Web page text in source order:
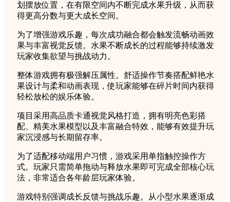
划摆放位置，在有限空间内不断完成水果升级，从而获
得更高分数与更大成长空间。
为了增强游戏乐趣，每次成功融合都会触发流畅动画效
果与丰富视觉反馈。水果不断成长的过程能够持续激发
玩家收集欲望与挑战动力。
整体游戏拥有极强解压属性。舒适操作节奏搭配鲜艳水
果设计与柔和动画表现，使玩家能够在碎片时间内获得
轻松放松的娱乐体验。
项目采用高品质卡通视觉风格打造，拥有明亮色彩搭
配、精美水果模型以及丰富融合特效，能够有效提升玩
家沉浸感与长期留存率。
为了适配移动端用户习惯，游戏采用单指触控操作方
式。玩家只需简单拖动与释放水果即可完成全部核心玩
法，非常适合各年龄层玩家体验。
游戏特别强调成长反馈与挑战乐趣。从小型水果逐渐成